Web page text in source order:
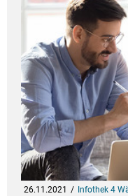
26.11.2021 Infothek 4